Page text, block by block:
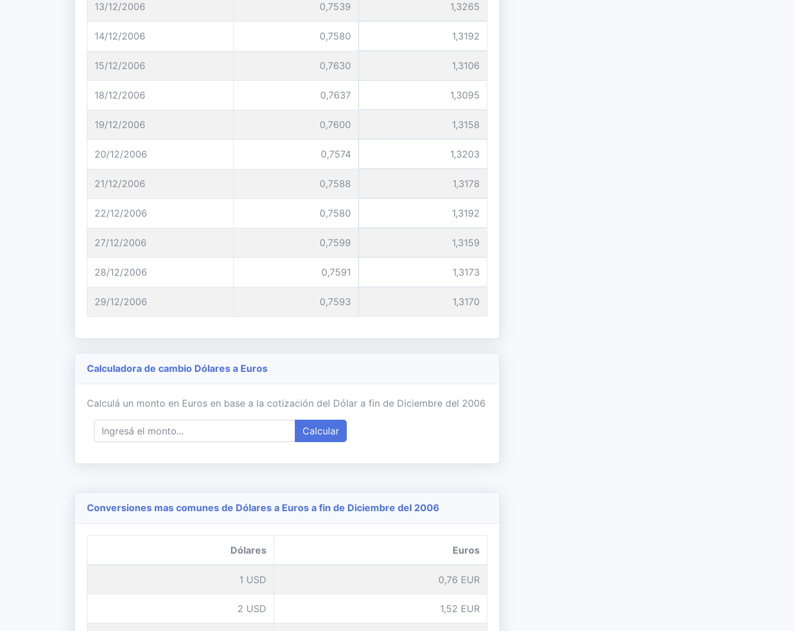
13/12/2006 0,7539 1,3265
14/12/2006 0,7580 1,3192
15/12/2006 0,7630 1,3106
18/12/2006 0,7637 1,3095
19/12/2006 0,7600 1,3158
20/12/2006 0,7574 1,3203
21/12/2006 0,7588 1,3178
22/12/2006 0,7580 1,3192
27/12/2006 0,7599 1,3159
28/12/2006 0,7591 1,3173
29/12/2006 0,7593 1,3170
Calculadora de cambio Dólares a Euros
Calculá un monto en Euros en base a la cotización del Dólar a fin de Diciembre del 2006
Calcular
Conversiones mas comunes de Dólares a Euros a fin de Diciembre del 2006
Dólares Euros
1 USD 0,76 EUR
2 USD 1,52 EUR